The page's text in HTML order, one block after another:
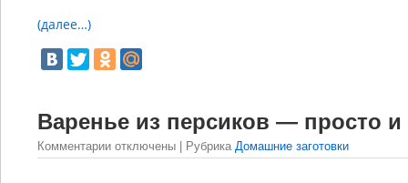
(далее…)
Варенье из персиков — просто и
Комментарии отключены | Рубрика Домашние заготовки